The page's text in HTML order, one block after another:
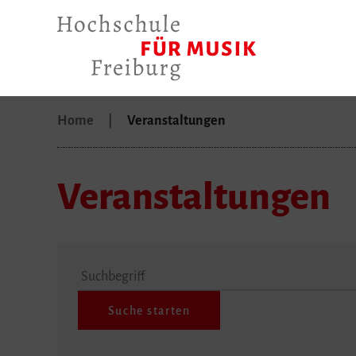
Home Veranstaltungen
Veranstaltungen
Suchbegriff